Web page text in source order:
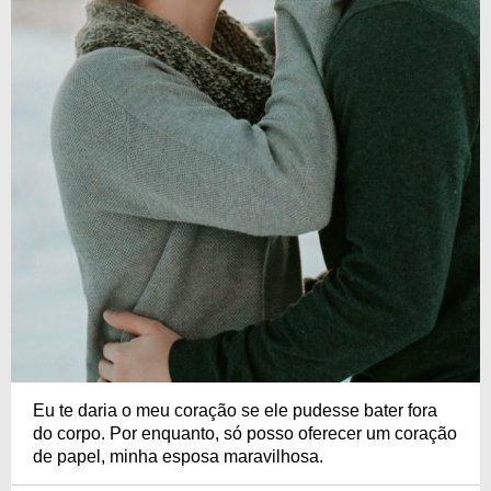
Eu te daria o meu coração se ele pudesse bater fora
do corpo. Por enquanto, só posso oferecer um coração
de papel, minha esposa maravilhosa.